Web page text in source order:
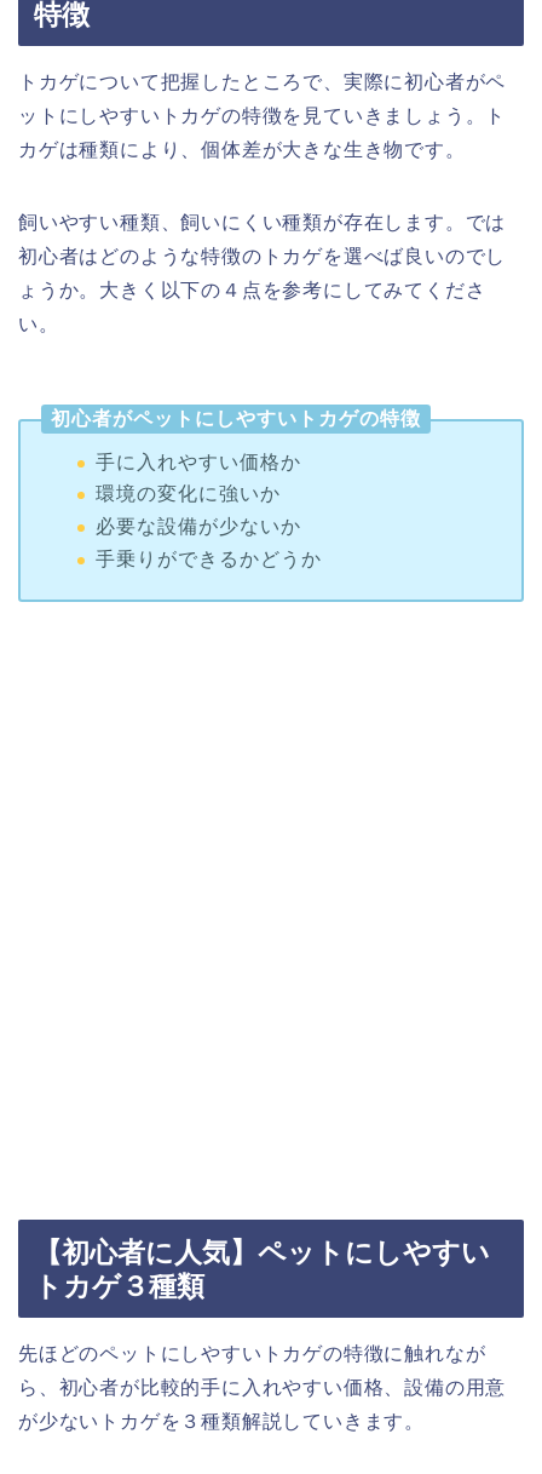
特徴
トカゲについて把握したところで、実際に初心者がペ
ットにしやすいトカゲの特徴を見ていきましょう。ト
カゲは種類により、個体差が大きな生き物です。
飼いやすい種類、飼いにくい種類が存在します。では
初心者はどのような特徴のトカゲを選べば良いのでし
ょうか。大きく以下の４点を参考にしてみてくださ
い。
初心者がペットにしやすいトカゲの特徴
手に入れやすい価格か
環境の変化に強いか
必要な設備が少ないか
手乗りができるかどうか
【初心者に人気】ペットにしやすい
トカゲ３種類
先ほどのペットにしやすいトカゲの特徴に触れなが
ら、初心者が比較的手に入れやすい価格、設備の用意
が少ないトカゲを３種類解説していきます。